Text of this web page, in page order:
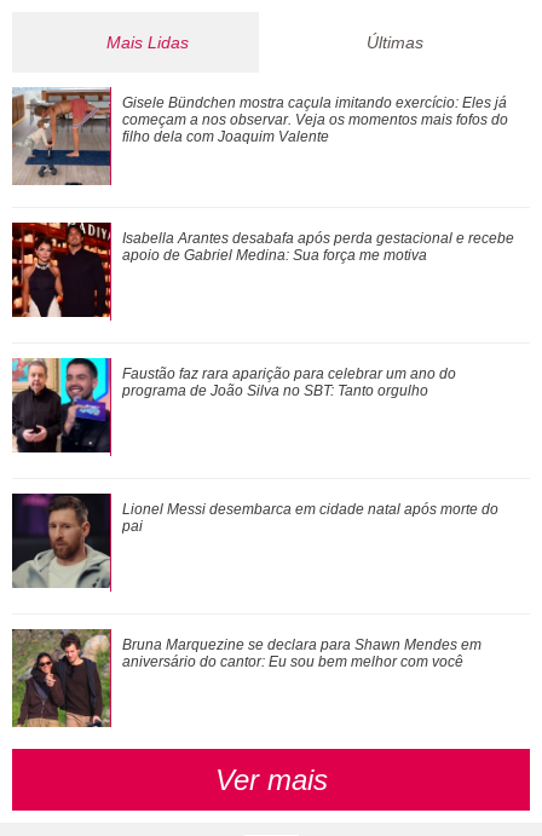
Mais Lidas
Lionel Messi desembarca em cidade natal após morte do
pai
Bruna Marquezine se declara para Shawn Mendes em
aniversário do cantor: Eu sou bem melhor co...
Para celebrar o Dia dos Pais, veja algumas séries e filmes
para assistir com ele!
Ariana Grande faz desabafo em show sobre decisão de
pausar a carreira: Não foi uma reação...
Herança, cinebiografia, relatos de familiares... Relembre as
polêmicas póstumas de Whitney...
Últimas
Gisele Bündchen mostra caçula imitando exercício: Eles já
começam a nos observar. Veja os momentos mais fofos do
filho dela com Joaquim Valente
Isabella Arantes desabafa após perda gestacional e recebe
apoio de Gabriel Medina: Sua força me motiva
Faustão faz rara aparição para celebrar um ano do
programa de João Silva no SBT: Tanto orgulho
Lionel Messi desembarca em cidade natal após morte do
pai
Bruna Marquezine se declara para Shawn Mendes em
aniversário do cantor: Eu sou bem melhor com você
Ver mais